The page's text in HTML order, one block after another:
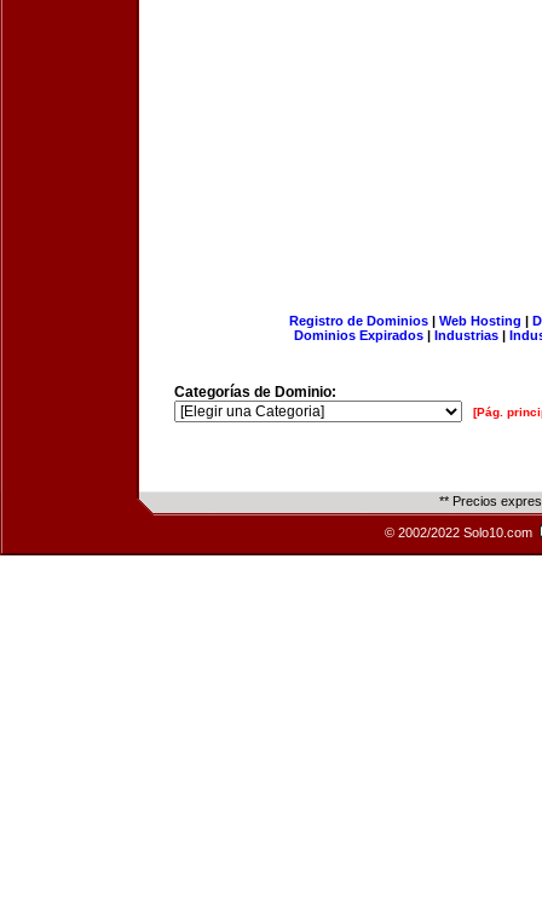
Registro de Dominios| Web Hosting |
Dominios Expirados | Industrias |
Categorías de Dominio:
[Pág.
** Precios
© 2002/2022 Solo10.com